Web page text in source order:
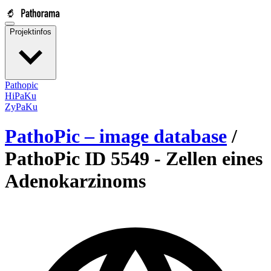
Projektinfos
Pathopic
HiPaKu
ZyPaKu
PathoPic – image database /
PathoPic ID 5549 - Zellen eines
Adenokarzinoms